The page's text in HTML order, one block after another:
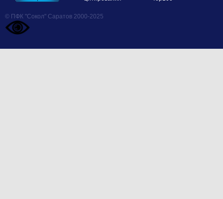
© ПФК "Сокол" Саратов 2000-2025